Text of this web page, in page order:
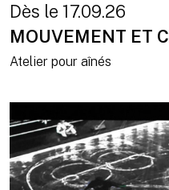
Dès le 17.09.26
MOUVEMENT ET
Atelier pour aînés